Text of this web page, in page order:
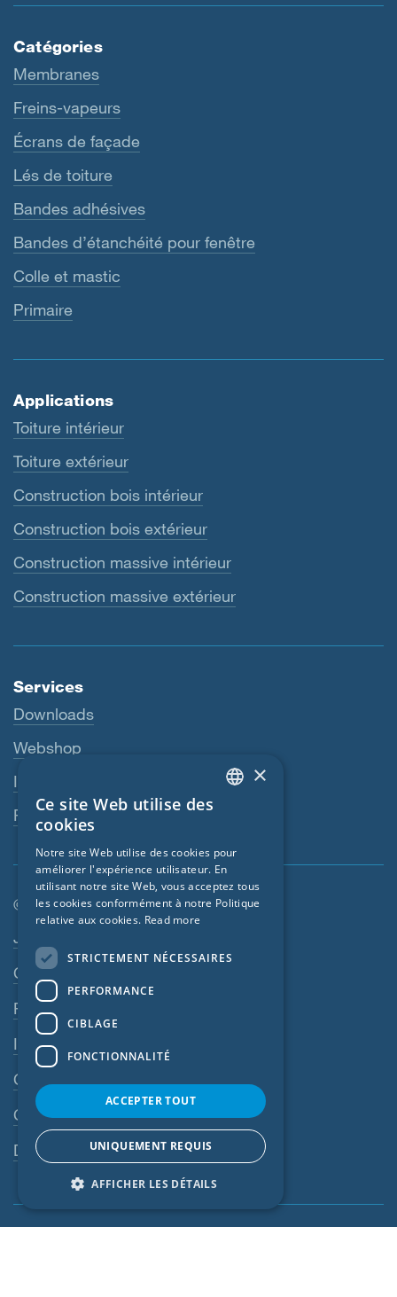
Catégories
Membranes
Freins-vapeurs
Écrans de façade
Lés de toiture
Bandes adhésives
Bandes d’étanchéité pour fenêtre
Colle et mastic
Primaire
Applications
Toiture intérieur
Toiture extérieur
Construction bois intérieur
Construction bois extérieur
Construction massive intérieur
Construction massive extérieur
Services
Downloads
Webshop
Interlocuteur
Revendeurs
© SIGA 2026
Jobs
Contact
Règles de confidentialité
Impressum
CGV
CGA
Dispositif d’alerte
ENGLISH
FRENCH
CZECH
LATVIAN
NORWEGIAN
×
Ce site Web utilise des
cookies
Notre site Web utilise des cookies pour
améliorer l'expérience utilisateur. En
utilisant notre site Web, vous acceptez tous
les cookies conformément à notre Politique
relative aux cookies. Read more
STRICTEMENT NÉCESSAIRES
PERFORMANCE
CIBLAGE
FONCTIONNALITÉ
ACCEPTER TOUT
UNIQUEMENT REQUIS
AFFICHER LES DÉTAILS